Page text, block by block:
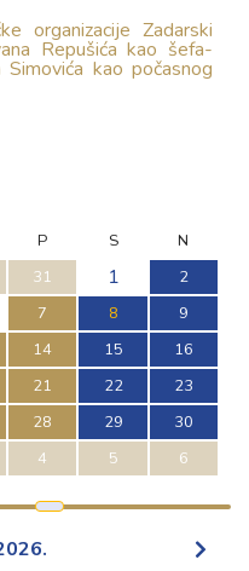
organizacije Zadarski
Repušića kao šefa-
kao počasnog
P S
N
31 1 2
7 8
9
14 15
16
21 22
23
28 29
30
4 5 6
.